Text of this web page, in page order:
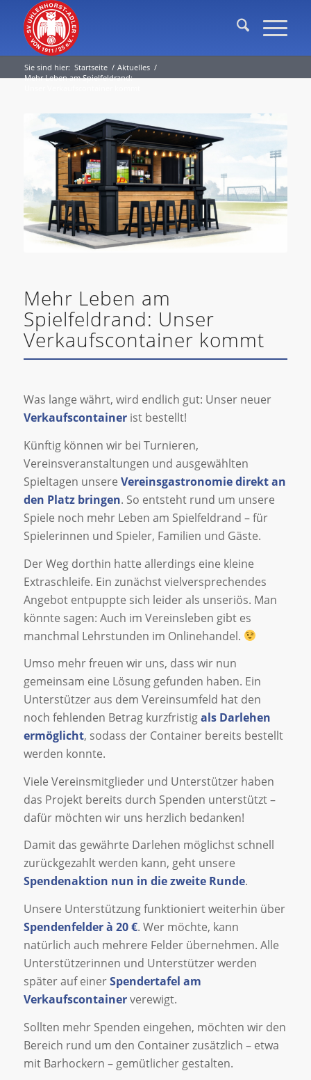
Sie sind hier: Startseite / Aktuelles /
Mehr Leben am Spielfeldrand:
Mehr Leben am
Spielfeldrand: Unser
Verkaufscontainer kommt
Was lange währt, wird endlich gut: Unser neuer
Verkaufscontainerist bestellt!
Künftig können wir bei Turnieren,
Vereinsveranstaltungen und ausgewählten
Spieltagen unsere Vereinsgastronomie direkt an
den Platz bringen. So entsteht rund um unsere
Spiele noch mehr Leben am Spielfeldrand – für
Spielerinnen und Spieler, Familien und Gäste.
Der Weg dorthin hatte allerdings eine kleine
Extraschleife. Ein zunächst vielversprechendes
Angebot entpuppte sich leider als unseriös. Man
könnte sagen: Auch im Vereinsleben gibt es
manchmal Lehrstunden im Onlinehandel.
Umso mehr freuen wir uns, dass wir nun
gemeinsam eine Lösung gefunden haben. Ein
Unterstützer aus dem Vereinsumfeld hat den
noch fehlenden Betrag kurzfristigals Darlehen
ermöglicht, sodass der Container bereits bestellt
werden konnte.
Viele Vereinsmitglieder und Unterstützer haben
das Projekt bereits durch Spenden unterstützt –
dafür möchten wir uns herzlich bedanken!
Damit das gewährte Darlehen möglichst schnell
zurückgezahlt werden kann, geht unsere
Spendenaktion nun in die zweite Runde.
Unsere Unterstützung funktioniert weiterhin über
Spendenfelder à 20 €. Wer möchte, kann
natürlich auch mehrere Felder übernehmen. Alle
Unterstützerinnen und Unterstützer werden
später auf einerSpendertafel am
Verkaufscontainerverewigt.
Sollten mehr Spenden eingehen, möchten wir den
Bereich rund um den Container zusätzlich – etwa
mit Barhockern – gemütlicher gestalten.